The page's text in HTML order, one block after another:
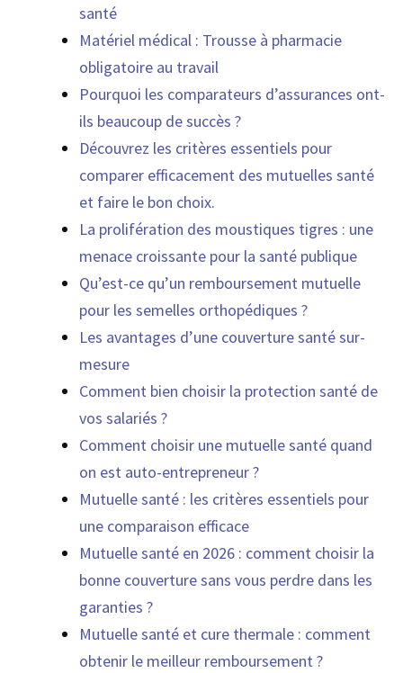
santé
Matériel médical : Trousse à pharmacie
obligatoire au travail
Pourquoi les comparateurs d’assurances ont-
ils beaucoup de succès ?
Découvrez les critères essentiels pour
comparer efficacement des mutuelles santé
et faire le bon choix.
La prolifération des moustiques tigres : une
menace croissante pour la santé publique
Qu’est-ce qu’un remboursement mutuelle
pour les semelles orthopédiques ?
Les avantages d’une couverture santé sur-
mesure
Comment bien choisir la protection santé de
vos salariés ?
Comment choisir une mutuelle santé quand
on est auto-entrepreneur ?
Mutuelle santé : les critères essentiels pour
une comparaison efficace
Mutuelle santé en 2026 : comment choisir la
bonne couverture sans vous perdre dans les
garanties ?
Mutuelle santé et cure thermale : comment
obtenir le meilleur remboursement ?